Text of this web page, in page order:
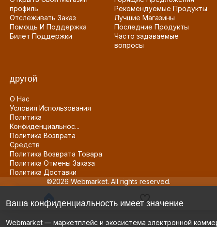
профиль
Отслеживать Заказ
Помощь И Поддержка
Билет Поддержки
Рекомендуемые Продукты
Лучшие Магазины
Последние Продукты
Часто задаваемые
вопросы
другой
О Нас
Условия Использования
Политика
Конфиденциальнос...
Политика Возврата
Средств
Политика Возврата Товара
Политика Отмены Заказа
Политика Доставки
©2026 Webmarket. All rights reserved.
Ваша конфиденциальность имеет значение
Webmarket — маркетплейс и экосистема электронной